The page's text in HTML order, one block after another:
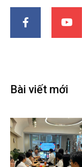
Bài viết mới